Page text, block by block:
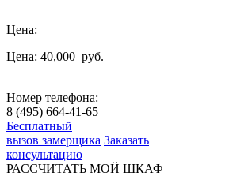
Цена:
Цена: 40,000 руб.
Номер телефона:
8 (495) 664-41-65
Бесплатный
вызов замерщика Заказать
консультацию
РАССЧИТАТЬ МОЙ ШКАФ